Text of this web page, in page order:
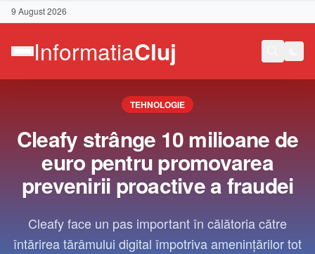
9 August 2026
TEHNOLOGIE
Cleafy strânge 10 milioane de
euro pentru promovarea
prevenirii proactive a fraudei
Cleafy face un pas important în călătoria către
întărirea tărâmului digital împotriva amenințărilor tot